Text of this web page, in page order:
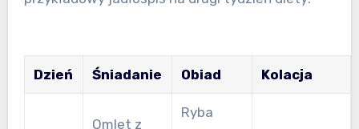
Dzień Śniadanie Obiad Kolacja
Omlet z
Ryba